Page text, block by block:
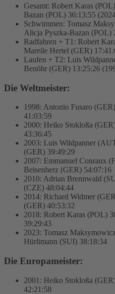
Gesamt: Robert Karas
Bazan (POL) 36:13:55
Schwimmen: Tomasz
Alicja Pyszka-Bazan (POL)
Radfahren + T1: Robert
Mareile Hertel (GER)
Laufen + T2: Luis
Benöhr (GER) 13:25:26
Die Weltmeister:
1998: Antonio Fusaro
41:03:59
2000: Heiko Stokloßa
43:36:45
2003: Luis Wildpanner
(GER) 39:49:29
2007: Emmanuel Conraux
Beisenherz (GER) 54:07:16
2010: Adrian Brennwald
(CZE) 48:04:44
2014: Richard Widmer
(GER) 40:53:32
2018: Robert Karas (POL)
39:29:43
2023: Tomasz
Hürlimann (SUI) 38:18:34
Die Europameister:
2001: Heiko Stokloßa
42:21:58